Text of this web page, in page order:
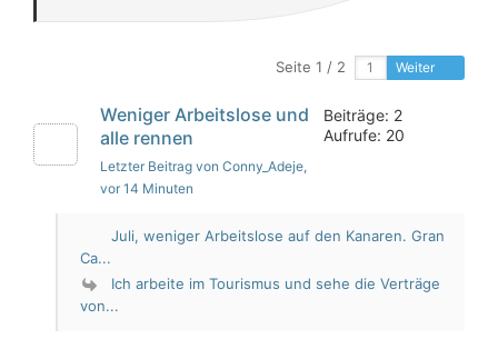
Seite 1 / 2 Weiter
Weniger Arbeitslose und
alle rennen
Letzter Beitrag von Conny_Adeje,
vor 14 Minuten
Beiträge: 2
Aufrufe: 20
Juli, weniger Arbeitslose auf den Kanaren. Gran
Ca...
Ich arbeite im Tourismus und sehe die Verträge
von...